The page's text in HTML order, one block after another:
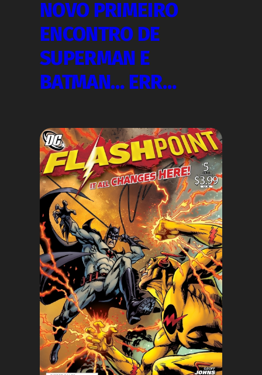
NOVO PRIMEIRO
ENCONTRO DE
SUPERMAN E
BATMAN… ERR…